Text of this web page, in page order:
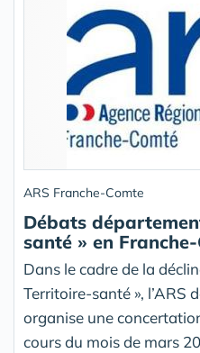
ARS Franche-Comte
Débats
santé » en
Dans le cadre de la
Territoire-santé », l’ARS
organise une
cours du mois de mars